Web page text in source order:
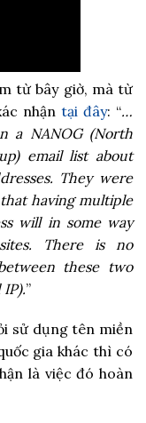
từ bây giờ, mà từ
nhận tại đây: “…
a NANOG (North
email list about
They were
having multiple
will in some way
There is no
these two
”
sử dụng tên miền
gia khác thì có
là việc đó hoàn